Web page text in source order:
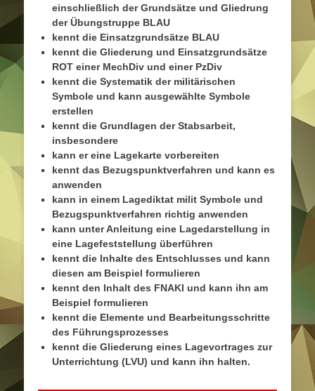
einschließlich der Grundsätze und Gliedrung
der Übungstruppe BLAU
kennt die Einsatzgrundsätze BLAU
kennt die Gliederung und Einsatzgrundsätze
ROT einer MechDiv und einer PzDiv
kennt die Systematik der militärischen
Symbole und kann ausgewählte Symbole
erstellen
kennt die Grundlagen der Stabsarbeit,
insbesondere
kann er eine Lagekarte vorbereiten
kennt das Bezugspunktverfahren und kann es
anwenden
kann in einem Lagediktat milit Symbole und
Bezugspunktverfahren richtig anwenden
kann unter Anleitung eine Lagedarstellung in
eine Lagefeststellung überführen
kennt die Inhalte des Entschlusses und kann
diesen am Beispiel formulieren
kennt den Inhalt des FNAKI und kann ihn am
Beispiel formulieren
kennt die Elemente und Bearbeitungsschritte
des Führungsprozesses
kennt die Gliederung eines Lagevortrages zur
Unterrichtung (LVU) und kann ihn halten.